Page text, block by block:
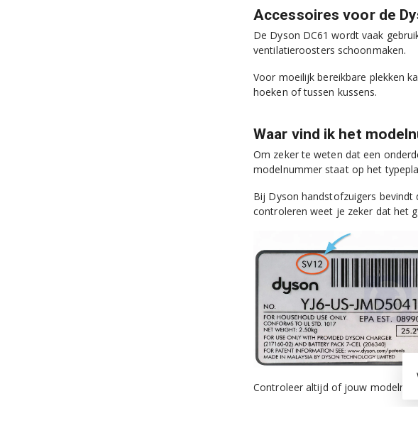
Accessoires voor de
De Dyson DC61 wordt vaak
ventilatieroosters schoonmaken.
Voor moeilijk bereikbare plekken
hoeken of tussen kussens.
Waar vind ik het
Om zeker te weten dat een
modelnummer staat op het
Bij Dyson handstofzuigers
controleren weet je zeker dat het
Controleer altijd of jouw